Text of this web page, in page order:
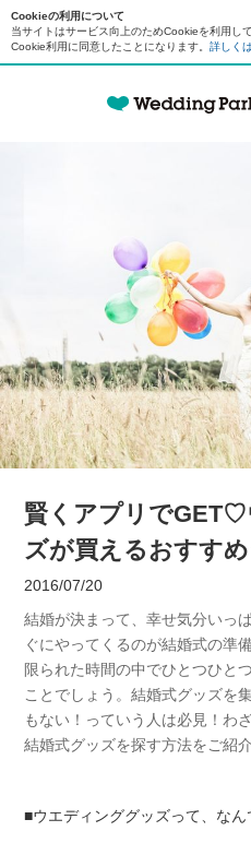
Cookieの利用について
当サイトはサービス向上のためCookieを利用し
Cookie利用に同意したことになります。 詳しく
賢くアプリで
ズが買えるおすす
2016/07/20
結婚が決まって、幸せ気分いっ
ぐにやってくるのが結婚式の準
限られた時間の中でひとつひと
ことでしょう。結婚式グッズを
もない！っていう人は必見！わ
結婚式グッズを探す方法をご紹介
■ウエディンググッズって、なん